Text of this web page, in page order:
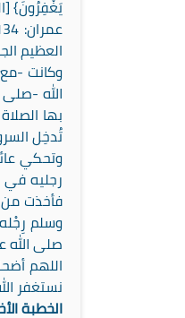
العظيم
وكانت -
الله -
بها
تُدخِل
وتحكي
رجليه في
فأخذت
وسلم
صلى الله
اللهم
نستغفر
الخطبة